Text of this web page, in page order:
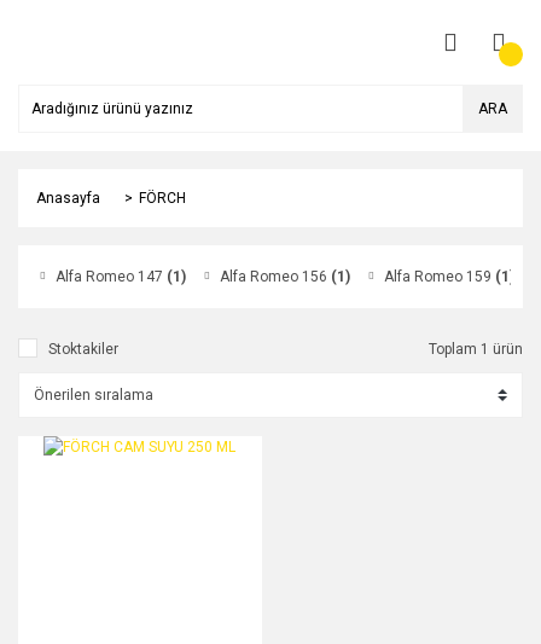
ARA
Anasayfa FÖRCH
Alfa Romeo 147 (1) Alfa Romeo 156 (1) Alfa Romeo 159 (1)
Stoktakiler Toplam 1 ürün